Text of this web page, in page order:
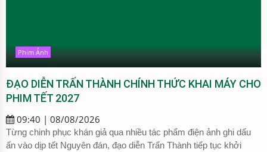
Phim Ảnh
ĐẠO DIỄN TRẤN THÀNH CHÍNH THỨC KHAI MÁY CHO
PHIM TẾT 2027
09:40 | 08/08/2026
Từng chinh phục khán giả qua nhiều tác phẩm điện ảnh ghi dấu
ấn vào dịp tết Nguyên đán, đạo diễn Trấn Thành tiếp tục khởi